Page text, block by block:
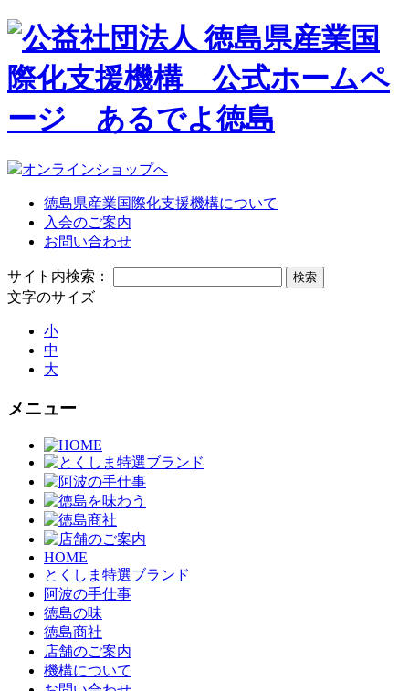
オンラインショップへ
徳島県産業国際化支援機構について
入会のご案内
お問い合わせ
サイト内検索：
文字のサイズ
小
中
大
メニュー
HOME
とくしま特選ブランド
阿波の手仕事
徳島の味
徳島商社
店舗のご案内
機構について